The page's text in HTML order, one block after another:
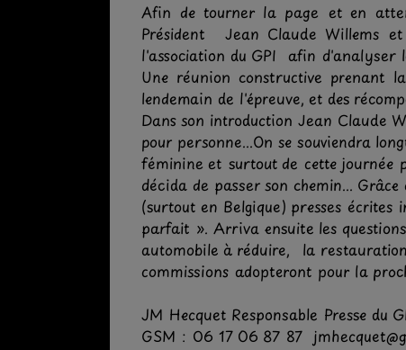
Afin de tourner la page et en
Président Jean Claude Willems
l'association du GPI afin
Une réunion constructive prenant
lendemain de l'épreuve, et des
Dans son introduction Jean Claude
pour personne...On se souviendra
féminine et surtout de cette journée
décida de passer son chemin...
(surtout en Belgique) presses
parfait ». Arriva ensuite les
automobile à réduire, la
commissions adopteront pour la
JM Hecquet Responsable Presse du
GSM : 06 17 06 87 87